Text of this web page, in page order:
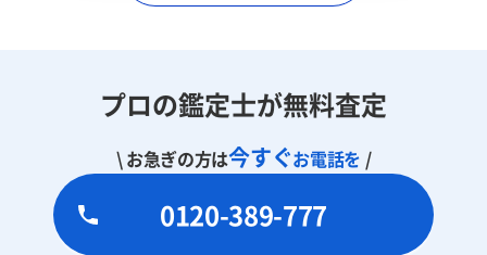
プロの鑑定士が無料査定
\ お急ぎの方は今すぐお電話を /
0120-389-777